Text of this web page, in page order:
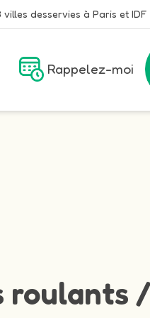
villes desservies à Paris et IDF
Rappelez-moi
roulants